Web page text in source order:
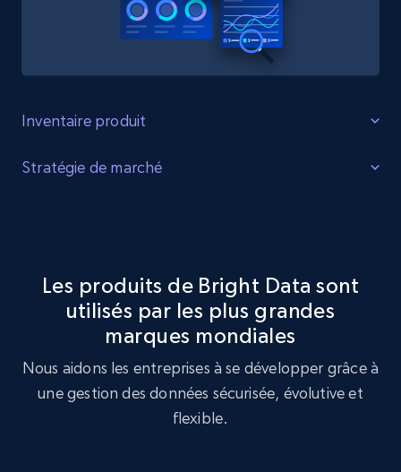
Inventaire produit
Identifier les lacunes
Acheter maintenant
Stratégie de marché
tendances clés et les préférences des clients.
Les produits de Bright Data sont
utilisés par les plus grandes
marques mondiales
Nous aidons les entreprises à se développer grâce à
une gestion des données sécurisée, évolutive et
flexible.